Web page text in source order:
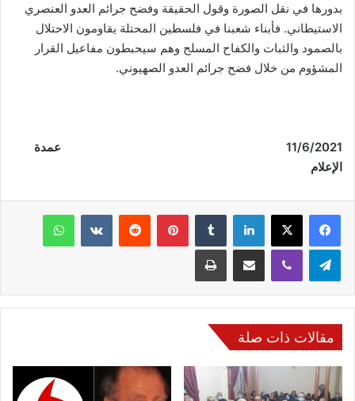
بدورها في نقل الصورة وقول الحقيقة وفضح جرائم العدو العنصري
الاستيطاني. فأبناء شعبنا في فلسطين المحتلة يقاومون الاحتلال
بالصمود والثبات والكفاح المسلح وهم سيحبطون مفاعيل القرار
المشؤوم من خلال فضح جرائم العدو الصهيوني.
11/6
/2021 عمدة
الإعلام
فيسبوك لينكدإن بينتيريست
مقالات ذات صلة